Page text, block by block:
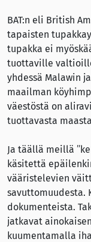
BAT:n eli British
tapaisten
tupakka ei
tuottaville
yhdessä Malawin
maailman
väestöstä on
tuottavasta
Ja täällä meillä
käsitettä
vääristelevien
savuttomuudesta.
dokumenteista.
jatkavat
kuumentamalla